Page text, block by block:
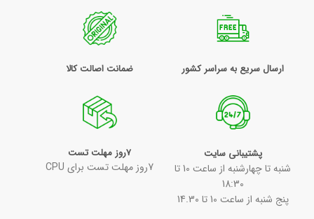
ارسال سریع به سراسر کشور ضمانت اصالت کالا
پشتیبانی سایت
شنبه تا چهارشنبه از ساعت 10 تا
18:30
پنج شنبه از ساعت 10 تا 14.30
7روز مهلت تست
7روز مهلت تست برای CPU